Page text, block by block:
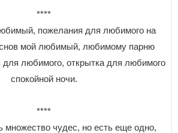
****
пожелания для любимого на
мой любимый, любимому парню
для любимого, открытка для любимого
спокойной ночи.
****
множество чудес, но есть еще одно,